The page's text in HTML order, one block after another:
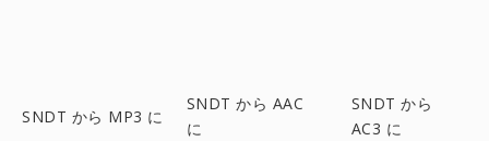
SNDT から MP3 に
SNDT から AAC
に
SNDT から
AC3 に